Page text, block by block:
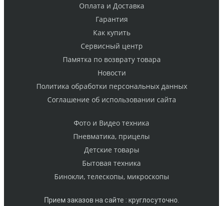
Оплата и Доставка
Гарантия
Как купить
Cервисный центр
Памятка по возврату товара
Новости
Политика обработки персональных данных
Cоглашение об использовании сайта
Фото и Видео техника
Пневматика, прицелы
Детские товары
Бытовая техника
Бинокли, телескопы, микроскопы
Прием заказов на сайте : круглосуточно.